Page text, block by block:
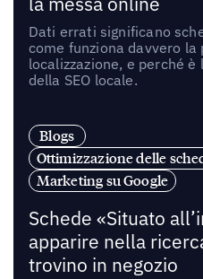
Dati errati significano
come funziona davvero
localizzazione, e perché
della SEO locale.
Blogs
Ottimizzazione delle
Marketing su Google
Schede «Situato
apparire nella
trovino in negozio